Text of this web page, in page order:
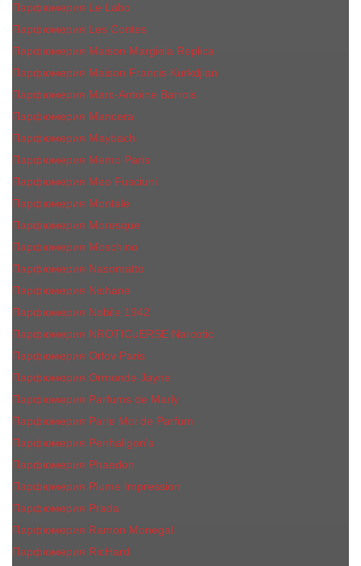
Парфюмерия Le Labo
Парфюмерия Les Contes
Парфюмерия Maison Margiela Replica
Парфюмерия Maison Francis Kurkdjian
Парфюмерия Marc-Antoine Barrois
Парфюмерия Mancera
Парфюмерия Maybach
Парфюмерия Memo Paris
Парфюмерия Meo Fusciuni
Парфюмерия Montale
Парфюмерия Moresque
Парфюмерия Moschino
Парфюмерия Nasomatto
Парфюмерия Nishane
Парфюмерия Nobile 1942
Парфюмерия NROTICuERSE Narcotic
Парфюмерия Orlov Paris
Парфюмерия Ormonde Jayne
Парфюмерия Parfums de Marly
Парфюмерия Parle Moi de Parfum
Парфюмерия Penhaligon's
Парфюмерия Phaedon
Парфюмерия Plume Impression
Парфюмерия Prada
Парфюмерия Ramon Monegal
Парфюмерия RicHard